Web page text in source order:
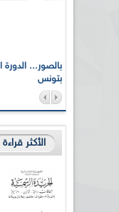
بتونس
الأكثر قراءة